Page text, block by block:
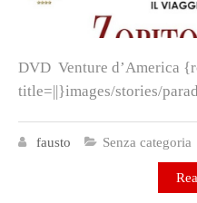
DVD Venture d’America
title=||}images/stories/
fausto Senza categoria